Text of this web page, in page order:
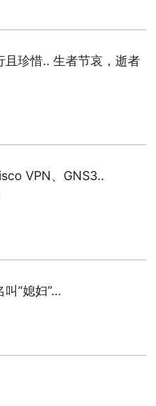
且珍惜.. 生者节哀，逝者
VPN、GNS3..
“媳妇”…